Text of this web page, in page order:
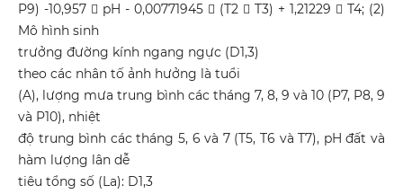
P9) -10,957  pH - 0,00771945  (T2  T3) + 1,21229  T4; (2)
Mô hình sinh
trưởng đường kính ngang ngực (D1,3)
theo các nhân tố ảnh hưởng là tuổi
(A), lượng mưa trung bình các tháng 7, 8, 9 và 10 (P7, P8, 9
và P10), nhiệt
độ trung bình các tháng 5, 6 và 7 (T5, T6 và T7), pH đất và
hàm lượng lân dễ
tiêu tổng số (La): D1,3